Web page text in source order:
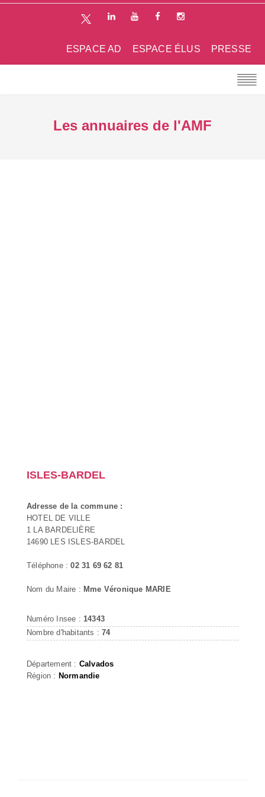
PRESSE
ESPACE ÉLUS
ESPACE AD
Les annuaires de l'AMF
ISLES-BARDEL
Adresse de la commune :
HOTEL DE VILLE
1 LA BARDELIÈRE
14690 LES ISLES-BARDEL
Téléphone :02 31 69 62 81
Nom du Maire : Mme Véronique MARIE
Numéro Insee : 14343
Nombre d'habitants :74
Département : Calvados
Région : Normandie